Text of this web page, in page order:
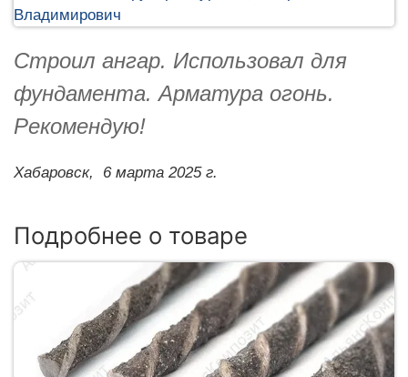
Строил ангар. Использовал для
фундамента. Арматура огонь.
Рекомендую!
Хабаровск, 6 марта 2025 г.
Подробнее о товаре